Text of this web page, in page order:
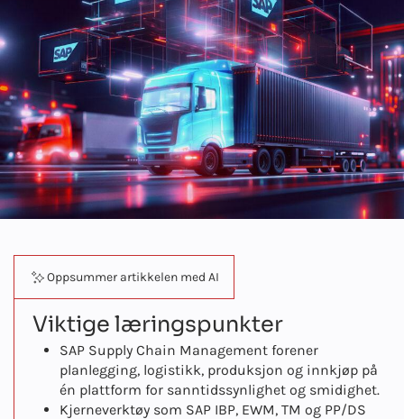
Oppsummer artikkelen med AI
Viktige læringspunkter
SAP Supply Chain Management forener
planlegging, logistikk, produksjon og innkjøp på
én plattform for sanntidssynlighet og smidighet.
Kjerneverktøy som SAP IBP, EWM, TM og PP/DS